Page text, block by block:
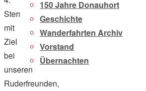
150 Jahre Donauhort
Geschichte
Wanderfahrten Archiv
Vorstand
Übernachten
Sternfahrt
mit
Ziel
bei
unseren
Ruderfreunden,